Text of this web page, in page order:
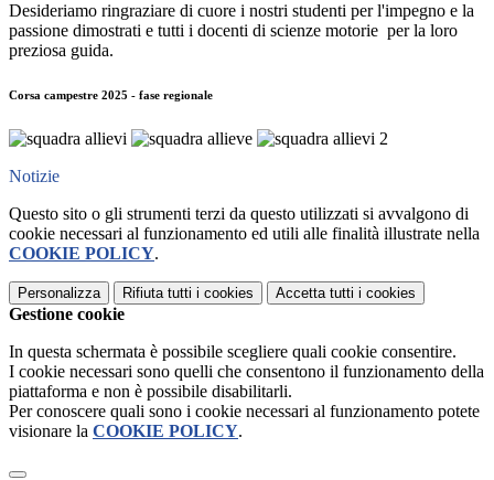
Desideriamo ringraziare di cuore i nostri studenti per l'impegno e la
passione dimostrati e tutti i docenti di scienze motorie per la loro
preziosa guida.
Corsa campestre 2025 - fase regionale
Notizie
Questo sito o gli strumenti terzi da questo utilizzati si avvalgono di
cookie necessari al funzionamento ed utili alle finalità illustrate nella
COOKIE POLICY.
Personalizza Rifiuta tutti i cookies Accetta tutti i cookies
Gestione cookie
In questa schermata è possibile scegliere quali cookie consentire.
I cookie necessari sono quelli che consentono il funzionamento della
piattaforma e non è possibile disabilitarli.
Per conoscere quali sono i cookie necessari al funzionamento potete
visionare la COOKIE POLICY.